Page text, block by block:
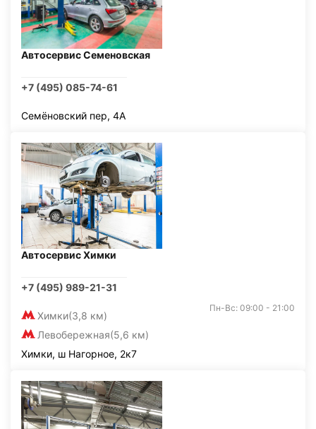
Автосервис Семеновская
+7 (495) 085-74-61
Семёновский пер, 4А
Автосервис Химки
+7 (495) 989-21-31
Химки(3,8 км)
Левобережная(5,6 км)
Пн-Вс: 09:00 - 21:00
Химки, ш Нагорное, 2к7